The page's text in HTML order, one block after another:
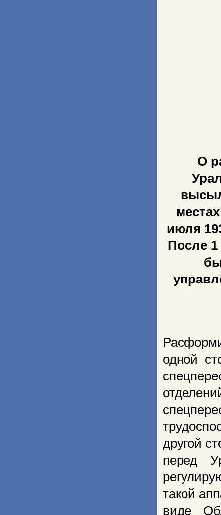
О
июля
После 1
одной
другой
перед
такой
виде